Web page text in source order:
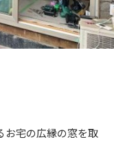
お宅の広縁の窓を取